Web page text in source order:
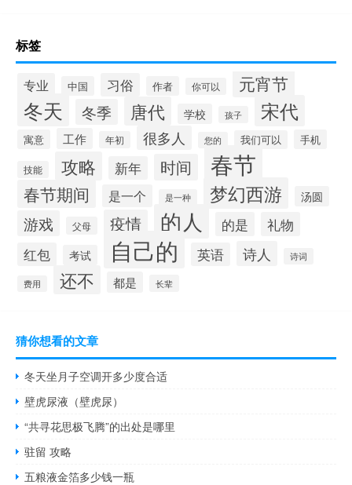
标签
专业 中国 习俗 作者 你可以 元宵节
冬天 冬季 唐代 学校 孩子 宋代
寓意 工作 年初 很多人 您的 我们可以 手机
技能 攻略 新年 时间 春节
春节期间 是一个 是一种 梦幻西游 汤圆
游戏 父母 疫情 的人 的是 礼物
红包 考试 自己的 英语 诗人 诗词
费用 还不 都是 长辈
猜你想看的文章
冬天坐月子空调开多少度合适
壁虎尿液（壁虎尿）
“共寻花思极飞腾”的出处是哪里
驻留 攻略
五粮液金箔多少钱一瓶